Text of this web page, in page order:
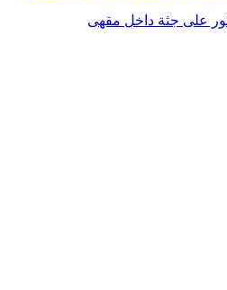
على جثة داخل مقهى